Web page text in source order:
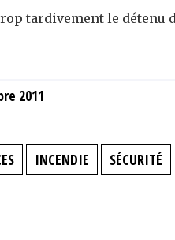
tardivement le détenu
2011
INCENDIE SÉCURITÉ